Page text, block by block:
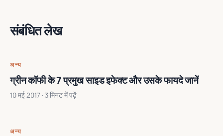
संबंधित लेख
अन्य
ग्रीन कॉफी के 7 प्रमुख साइड इफेक्ट और उसके फायदे जानें
10 मई 2017 · 3 मिनट में पढ़ें
अन्य